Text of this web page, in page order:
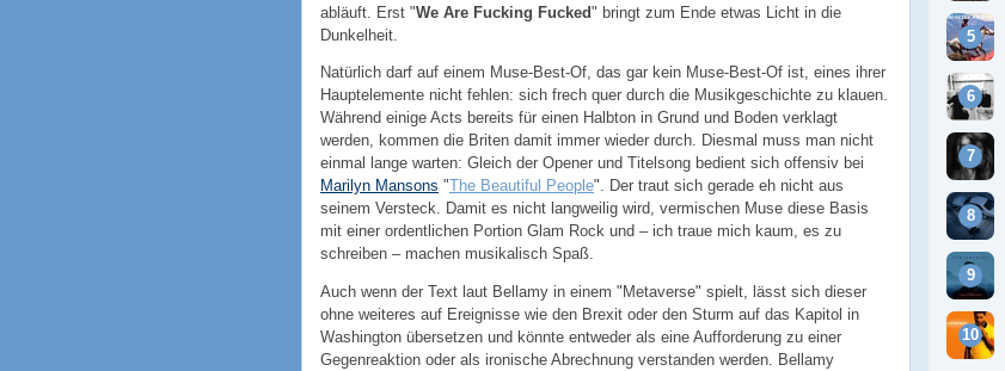
abläuft. Erst "We Are Fucking Fucked" bringt zum Ende etwas Licht in die
Dunkelheit.
Natürlich darf auf einem Muse-Best-Of, das gar kein Muse-Best-Of ist, eines ihrer
Hauptelemente nicht fehlen: sich frech quer durch die Musikgeschichte zu klauen.
Während einige Acts bereits für einen Halbton in Grund und Boden verklagt
werden, kommen die Briten damit immer wieder durch. Diesmal muss man nicht
einmal lange warten: Gleich der Opener und Titelsong bedient sich offensiv bei
Marilyn Mansons "The Beautiful People". Der traut sich gerade eh nicht aus
seinem Versteck. Damit es nicht langweilig wird, vermischen Muse diese Basis
mit einer ordentlichen Portion Glam Rock und – ich traue mich kaum, es zu
schreiben – machen musikalisch Spaß.
Auch wenn der Text laut Bellamy in einem "Metaverse" spielt, lässt sich dieser
ohne weiteres auf Ereignisse wie den Brexit oder den Sturm auf das Kapitol in
Washington übersetzen und könnte entweder als eine Aufforderung zu einer
Gegenreaktion oder als ironische Abrechnung verstanden werden. Bellamy